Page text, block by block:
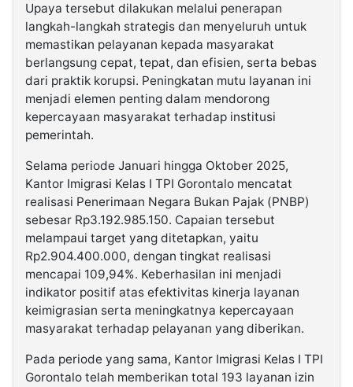
Upaya tersebut dilakukan melalui penerapan
langkah-langkah strategis dan menyeluruh untuk
memastikan pelayanan kepada masyarakat
berlangsung cepat, tepat, dan efisien, serta bebas
dari praktik korupsi. Peningkatan mutu layanan ini
menjadi elemen penting dalam mendorong
kepercayaan masyarakat terhadap institusi
pemerintah.
Selama periode Januari hingga Oktober 2025,
Kantor Imigrasi Kelas I TPI Gorontalo mencatat
realisasi Penerimaan Negara Bukan Pajak (PNBP)
sebesar Rp3.192.985.150. Capaian tersebut
melampaui target yang ditetapkan, yaitu
Rp2.904.400.000, dengan tingkat realisasi
mencapai 109,94%. Keberhasilan ini menjadi
indikator positif atas efektivitas kinerja layanan
keimigrasian serta meningkatnya kepercayaan
masyarakat terhadap pelayanan yang diberikan.
Pada periode yang sama, Kantor Imigrasi Kelas I TPI
Gorontalo telah memberikan total 193 layanan izin